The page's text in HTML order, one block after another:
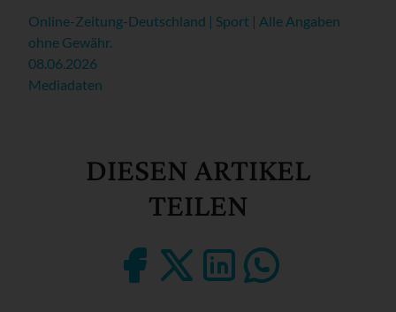
Online-Zeitung-Deutschland | Sport | Alle Angaben
ohne Gewähr.
08.06.2026
Mediadaten
DIESEN ARTIKEL
TEILEN